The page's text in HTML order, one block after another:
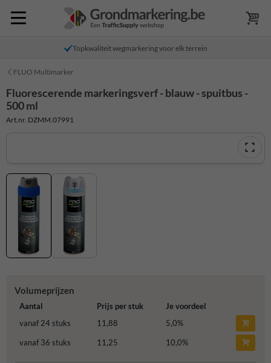
Topkwaliteit wegmarkering voor elk terrein
FLUO Multimarker
Fluorescerende markeringsverf - blauw - spuitbus -
500 ml
Art.nr. DZMM.07991
Volumeprijzen
Aantal Prijs per stuk
Je voordeel
vanaf 24 stuks
11,88 5,0%
vanaf 36 stuks
11,25 10,0%